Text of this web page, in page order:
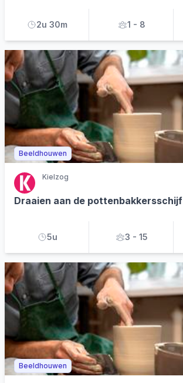
2u 30m 1 - 8
Beeldhouwen
Kielzog
Draaien aan de pottenbakkersschijf
5u 3 - 15
Beeldhouwen